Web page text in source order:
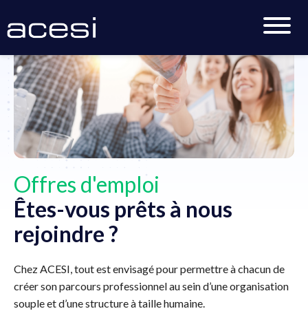
Accueil >Offres d'emploi
Offres d'emploi
Êtes-vous prêts à nous
rejoindre ?
Chez ACESI, tout est envisagé pour permettre à chacun de
créer son parcours professionnel au sein d’une organisation
souple et d’une structure à taille humaine.